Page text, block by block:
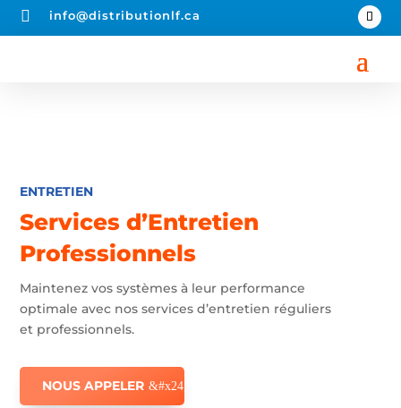
 info@distributionlf.ca
ENTRETIEN
Services d’Entretien
Professionnels
Maintenez vos systèmes à leur performance
optimale avec nos services d’entretien réguliers
et professionnels.
NOUS APPELER